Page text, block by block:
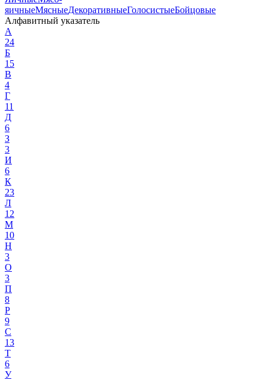
яичныеМясныеДекоративныеГолосистыеБойцовые
Алфавитный указатель
А
24
Б
15
В
4
Г
11
Д
6
З
3
И
6
К
23
Л
12
М
10
Н
3
О
3
П
8
Р
9
С
13
Т
6
У